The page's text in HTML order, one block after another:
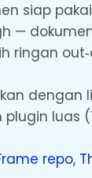
siap
—
ringan
dengan
plugin luas (
repo,